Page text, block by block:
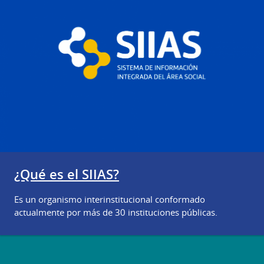
¿Qué es el SIIAS?
Es un organismo interinstitucional conformado
actualmente por más de 30 instituciones públicas.